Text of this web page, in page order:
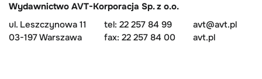
Wydawnictwo AVT-Korporacja Sp. z o.o.
ul. Leszczynowa 11
03-197 Warszawa
tel: 22 257 84 99
fax: 22 257 84 00
avt@avt.pl
avt.pl